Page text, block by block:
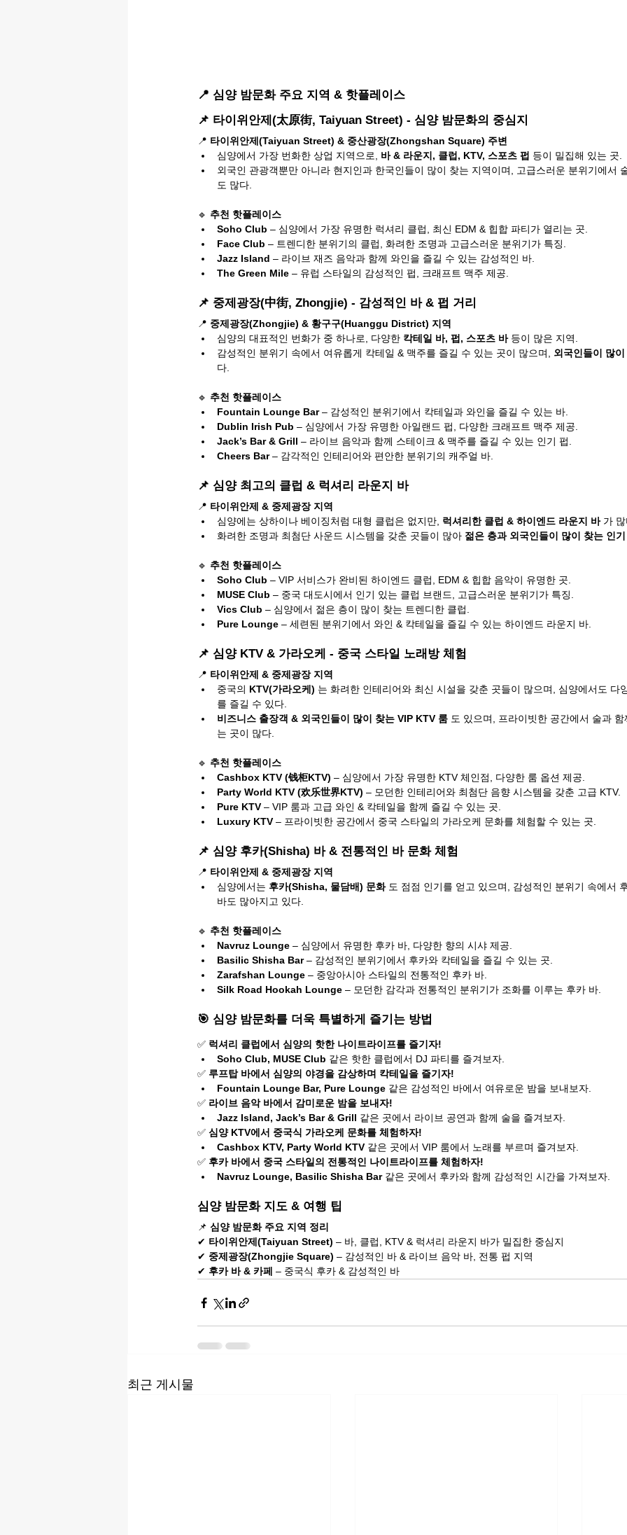
📍 심양 밤문화 주요 지역 & 핫플레이스
📌 타이위안제(太原街, Taiyuan Street) - 심양 밤문화의 중심지
📍 타이위안제(Taiyuan Street) & 중산광장(Zhongshan Square) 주변
심양에서 가장 번화한 상업 지역으로, 바 & 라운지, 클럽, KTV, 스포츠 펍 등이 밀집해 있는 곳.
외국인 관광객뿐만 아니라 현지인과 한국인들이 많이 찾는 지역이며, 고급스러운 분위기에서
도 많다.
🔹 추천 핫플레이스
Soho Club – 심양에서 가장 유명한 럭셔리 클럽, 최신 EDM & 힙합 파티가 열리는 곳.
Face Club – 트렌디한 분위기의 클럽, 화려한 조명과 고급스러운 분위기가 특징.
Jazz Island – 라이브 재즈 음악과 함께 와인을 즐길 수 있는 감성적인 바.
The Green Mile – 유럽 스타일의 감성적인 펍, 크래프트 맥주 제공.
📌 중제광장(中街, Zhongjie) - 감성적인 바 & 펍 거리
📍 중제광장(Zhongjie) & 황구구(Huanggu District) 지역
심양의 대표적인 번화가 중 하나로, 다양한 칵테일 바, 펍, 스포츠 바 등이 많은 지역.
감성적인 분위기 속에서 여유롭게 칵테일 & 맥주를 즐길 수 있는 곳이 많으며, 외국인들이 많
다.
🔹 추천 핫플레이스
Fountain Lounge Bar – 감성적인 분위기에서 칵테일과 와인을 즐길 수 있는 바.
Dublin Irish Pub – 심양에서 가장 유명한 아일랜드 펍, 다양한 크래프트 맥주 제공.
Jack’s Bar & Grill – 라이브 음악과 함께 스테이크 & 맥주를 즐길 수 있는 인기 펍.
Cheers Bar – 감각적인 인테리어와 편안한 분위기의 캐주얼 바.
📌 심양 최고의 클럽 & 럭셔리 라운지 바
📍 타이위안제 & 중제광장 지역
심양에는 상하이나 베이징처럼 대형 클럽은 없지만, 럭셔리한 클럽 & 하이엔드 라운지 바 가 많
화려한 조명과 최첨단 사운드 시스템을 갖춘 곳들이 많아 젊은 층과 외국인들이 많이 찾는 인
🔹 추천 핫플레이스
Soho Club – VIP 서비스가 완비된 하이엔드 클럽, EDM & 힙합 음악이 유명한 곳.
MUSE Club – 중국 대도시에서 인기 있는 클럽 브랜드, 고급스러운 분위기가 특징.
Vics Club – 심양에서 젊은 층이 많이 찾는 트렌디한 클럽.
Pure Lounge – 세련된 분위기에서 와인 & 칵테일을 즐길 수 있는 하이엔드 라운지 바.
📌 심양 KTV & 가라오케 - 중국 스타일 노래방 체험
📍 타이위안제 & 중제광장 지역
중국의 KTV(가라오케) 는 화려한 인테리어와 최신 시설을 갖춘 곳들이 많으며, 심양에서도 다
를 즐길 수 있다.
비즈니스 출장객 & 외국인들이 많이 찾는 VIP KTV 룸 도 있으며, 프라이빗한 공간에서 술과
는 곳이 많다.
🔹 추천 핫플레이스
Cashbox KTV (钱柜KTV) – 심양에서 가장 유명한 KTV 체인점, 다양한 룸 옵션 제공.
Party World KTV (欢乐世界KTV) – 모던한 인테리어와 최첨단 음향 시스템을 갖춘 고급 KTV.
Pure KTV – VIP 룸과 고급 와인 & 칵테일을 함께 즐길 수 있는 곳.
Luxury KTV – 프라이빗한 공간에서 중국 스타일의 가라오케 문화를 체험할 수 있는 곳.
📌 심양 후카(Shisha) 바 & 전통적인 바 문화 체험
📍 타이위안제 & 중제광장 지역
심양에서는 후카(Shisha, 물담배) 문화 도 점점 인기를 얻고 있으며, 감성적인 분위기 속에서
바도 많아지고 있다.
🔹 추천 핫플레이스
Navruz Lounge – 심양에서 유명한 후카 바, 다양한 향의 시샤 제공.
Basilic Shisha Bar – 감성적인 분위기에서 후카와 칵테일을 즐길 수 있는 곳.
Zarafshan Lounge – 중앙아시아 스타일의 전통적인 후카 바.
Silk Road Hookah Lounge – 모던한 감각과 전통적인 분위기가 조화를 이루는 후카 바.
🎯 심양 밤문화를 더욱 특별하게 즐기는 방법
✅ 럭셔리 클럽에서 심양의 핫한 나이트라이프를 즐기자!
Soho Club, MUSE Club 같은 핫한 클럽에서 DJ 파티를 즐겨보자.
✅ 루프탑 바에서 심양의 야경을 감상하며 칵테일을 즐기자!
Fountain Lounge Bar, Pure Lounge 같은 감성적인 바에서 여유로운 밤을 보내보자.
✅ 라이브 음악 바에서 감미로운 밤을 보내자!
Jazz Island, Jack’s Bar & Grill 같은 곳에서 라이브 공연과 함께 술을 즐겨보자.
✅ 심양 KTV에서 중국식 가라오케 문화를 체험하자!
Cashbox KTV, Party World KTV 같은 곳에서 VIP 룸에서 노래를 부르며 즐겨보자.
✅ 후카 바에서 중국 스타일의 전통적인 나이트라이프를 체험하자!
Navruz Lounge, Basilic Shisha Bar 같은 곳에서 후카와 함께 감성적인 시간을 가져보자.
심양 밤문화 지도 & 여행 팁
📌 심양 밤문화 주요 지역 정리
✔ 타이위안제(Taiyuan Street) – 바, 클럽, KTV & 럭셔리 라운지 바가 밀집한 중심지
✔ 중제광장(Zhongjie Square) – 감성적인 바 & 라이브 음악 바, 전통 펍 지역
✔ 후카 바 & 카페 – 중국식 후카 & 감성적인 바
최근 게시물